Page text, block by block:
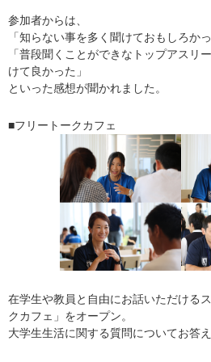
参加者からは、
「知らない事を多く聞けておもしろかっ
「普段聞くことができなトップアスリ
けて良かった」
といった感想が聞かれました。
■フリートークカフェ
在学生や教員と自由にお話いただける
クカフェ」をオープン。
大学生生活に関する質問についてお答え